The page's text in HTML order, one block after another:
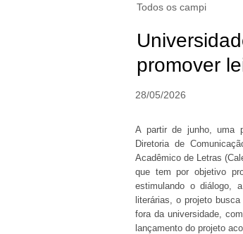
Todos os campi
promover
28/05/2026
A partir de junho, uma
Diretoria de
Acadêmico de Letras
que tem por objetivo
estimulando o diálogo,
literárias, o projeto
fora da universidade,
lançamento do projeto